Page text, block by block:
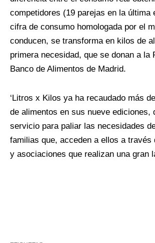
competidores (19 parejas en la última
cifra de consumo homologada por el
conducen, se transforma en kilos de
primera necesidad, que se donan a la
Banco de Alimentos de Madrid.
‘Litros x Kilos ya ha recaudado más
de alimentos en sus nueve ediciones,
servicio para paliar las necesidades
familias que, acceden a ellos a través
y asociaciones que realizan una gran